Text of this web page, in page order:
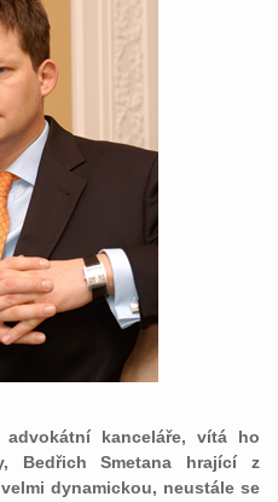
kanceláře, vítá ho
Bedřich Smetana hrající z
dynamickou, neustále se